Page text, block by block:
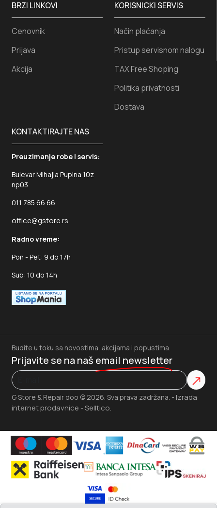
KORISNICKI SERVIS
Način plaćanja
Pristup servisnom nalogu
TAX Free Shoping
Politika privatnosti
Dostava
KONTAKTIRAJTE NAS
Preuzimanje robe i servis:
Bulevar Mihajla Pupina 10z
np03
011 785 66 66
office@gstore.rs
Radno vreme:
Pon - Pet: 9 do 17h
Sub: 10 do 14h
BRZI LINKOVI
Cenovnik
Prijava
Akcija
G Store & Repair doo © 2026. Sva prava zadržana. - Izrada
internet prodavnice - Selltico.
Budite u toku sa novostima, akcijama i popustima.
Prijavite se na naš email newsletter